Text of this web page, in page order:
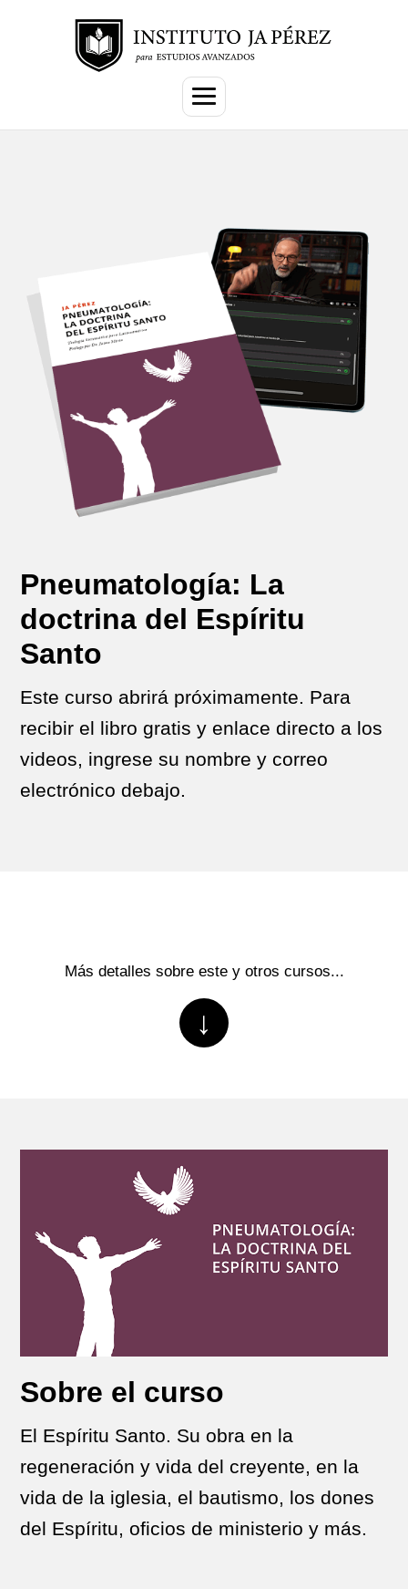
Pneumatología: La
doctrina del Espíritu
Santo
Este curso abrirá próximamente. Para
recibir el libro gratis y enlace directo a los
videos, ingrese su nombre y correo
electrónico debajo.
Más detalles sobre este y otros cursos...
↓
Sobre el curso
El Espíritu Santo. Su obra en la
regeneración y vida del creyente, en la
vida de la iglesia, el bautismo, los dones
del Espíritu, oficios de ministerio y más.